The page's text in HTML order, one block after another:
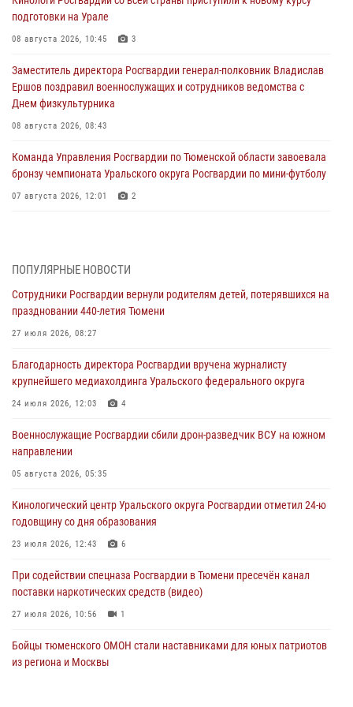
подготовки на Урале
08 августа 2026, 10:45 3
Заместитель директора Росгвардии генерал-полковник Владислав
Ершов поздравил военнослужащих и сотрудников ведомства с
Днем физкультурника
08 августа 2026, 08:43
Команда Управления Росгвардии по Тюменской области завоевала
бронзу чемпионата Уральского округа Росгвардии по мини-футболу
07 августа 2026, 12:01 2
Историю верности долгу, семье и традициям рассказал
военнослужащий Росгвардии из Тюмени
Память военнослужащих, погибших в разные годы при исполнении
воинского долга, почтили в кинологическом центре Уральского
06 августа 2026, 12:38 6
Росгвардейцы в Тюменской области знакомят детей со своей
06 августа 2026, 12:33 2
Росгвардейцы приняли участие в фотопроекте «Прогуляемся по
06 августа 2026, 04:41 3
ПОПУЛЯРНЫЕ НОВОСТИ
Сотрудники Росгвардии вернули родителям детей, потерявшихся на
праздновании 440-летия Тюмени
27 июля 2026, 08:27
Благодарность директора Росгвардии вручена журналисту
крупнейшего медиахолдинга Уральского федерального округа
24 июля 2026, 12:03 4
Военнослужащие Росгвардии сбили дрон-разведчик ВСУ на южном
направлении
05 августа 2026, 05:35
Кинологический центр Уральского округа Росгвардии отметил 24-ю
годовщину со дня образования
23 июля 2026, 12:43 6
При содействии спецназа Росгвардии в Тюмени пресечён канал
поставки наркотических средств (видео)
27 июля 2026, 10:56 1
Бойцы тюменского ОМОН стали наставниками для юных патриотов
из региона и Москвы